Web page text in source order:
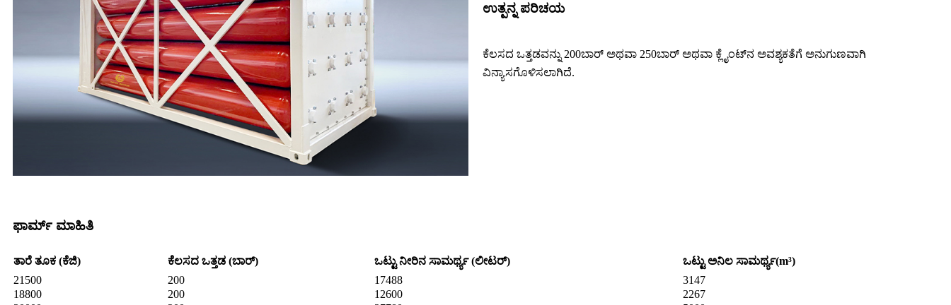
ಉತ್ಪನ್ನ ಪರಿಚಯ
ಕೆಲಸದ ಒತ್ತಡವನ್ನು 200ಬಾರ್ ಅಥವಾ 250ಬಾರ್ ಅಥವಾ ಕ್ಲೈಂಟ್‌ನ ಅವಶ್ಯಕತೆಗೆ ಅನುಗುಣವಾಗಿ
ವಿನ್ಯಾಸಗೊಳಿಸಲಾಗಿದೆ.
ಫಾರ್ಮ್ ಮಾಹಿತಿ
ತಾರೆ ತೂಕ (ಕೆಜಿ) ಕೆಲಸದ ಒತ್ತಡ (ಬಾರ್) ಒಟ್ಟು ನೀರಿನ ಸಾಮರ್ಥ್ಯ (ಲೀಟರ್)
ಒಟ್ಟು ಅನಿಲ ಸಾಮರ್ಥ್ಯ(m³)
21500
200 17488
3147
18800
200 12600
2267